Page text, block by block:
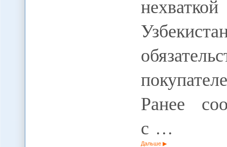
Ранее
с …
Дальше